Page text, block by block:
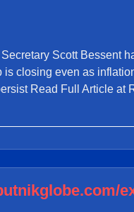
Scott Bessent
is closing even as
Read Full Article at